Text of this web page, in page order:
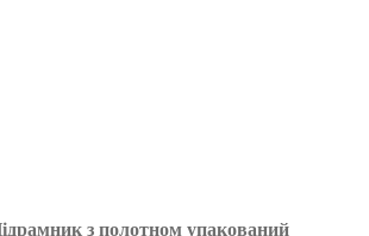
з полотном упакований